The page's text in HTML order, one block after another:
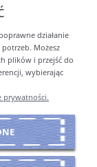
działanie
Możesz
plików i przejść do
wybierając
prywatności.